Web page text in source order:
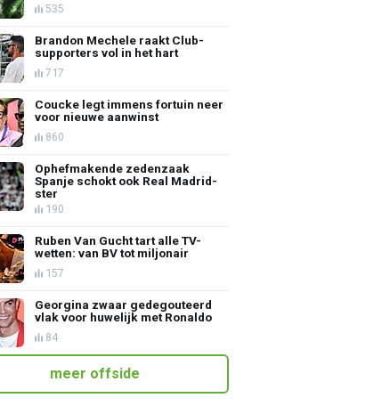
535
Brandon Mechele raakt Club-
supporters vol in het hart
717
Coucke legt immens fortuin neer
voor nieuwe aanwinst
860
Ophefmakende zedenzaak
Spanje schokt ook Real Madrid-
ster
190
Ruben Van Gucht tart alle TV-
wetten: van BV tot miljonair
157
Georgina zwaar gedegouteerd
vlak voor huwelijk met Ronaldo
84
meer offside